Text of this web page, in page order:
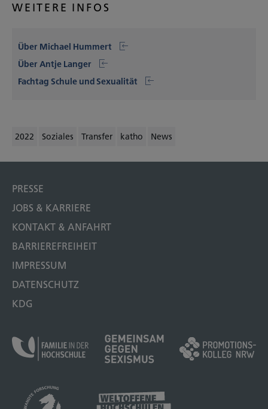
WEITERE INFOS
Über Michael Hummert
Über Antje Langer
Fachtag Schule und Sexualität
2022 Soziales Transfer katho News
PRESSE
JOBS & KARRIERE
KONTAKT & ANFAHRT
BARRIEREFREIHEIT
IMPRESSUM
DATENSCHUTZ
KDG